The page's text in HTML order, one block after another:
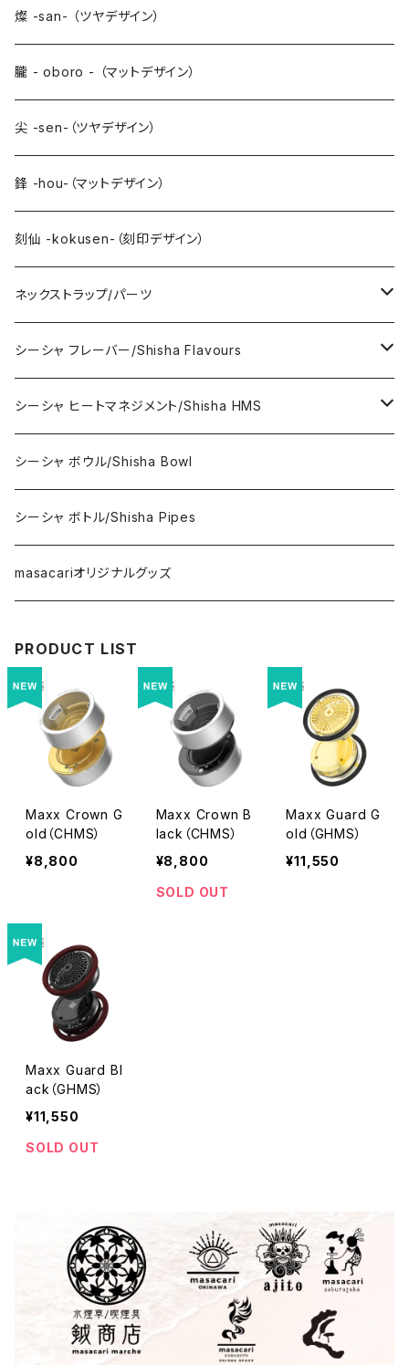
青系 BLUE
水色系 LIGHT BLUE
紫系 PURPLE
ピンク系 PINK
赤系 RED
緑系 GREEN
オレンジ系 ORANGE
黄色系 YELLOW
ブラウン/ベーシュ系 BROWN/BEIGE
黒/白系 BLACK/WHITE
琥珀色 GOLD
燦 -san- （ツヤデザイン）
朧 - oboro - （マットデザイン）
尖 -sen-（ツヤデザイン）
鋒 -hou-（マットデザイン）
刻仙 -kokusen-（刻印デザイン）
ネックストラップ/パーツ
ネックストラップ
パーツ/小物
シーシャ フレーバー/Shisha Flavours
DeCloud/デクラウド（ノンニコチン）
シーシャ ヒートマネジメント/Shisha HMS
Maxx
シーシャ ボウル/Shisha Bowl
シーシャ ボトル/Shisha Pipes
masacariオリジナルグッズ
PRODUCT LIST
Maxx Crown G
old（CHMS）
¥8,800
Maxx Crown B
lack（CHMS）
¥8,800
SOLD OUT
Maxx Guard G
old（GHMS）
¥11,550
Maxx Guard Bl
ack（GHMS）
¥11,550
SOLD OUT